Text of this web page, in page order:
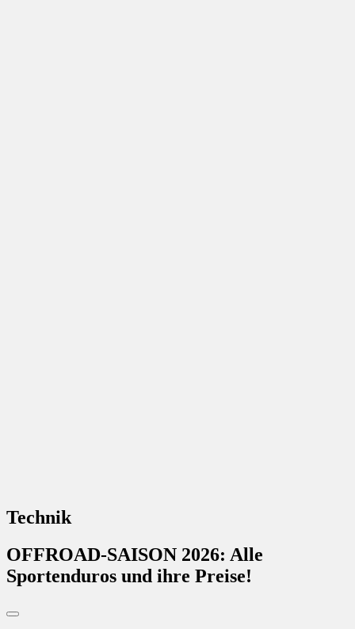
Technik
OFFROAD-SAISON 2026: Alle
Sportenduros und ihre Preise!